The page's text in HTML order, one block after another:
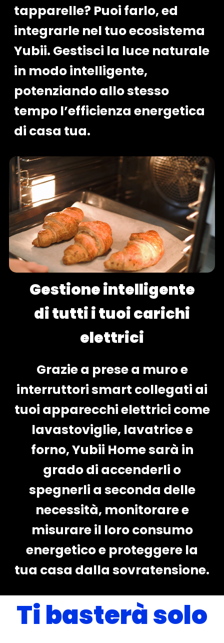
tapparelle? Puoi farlo, ed
integrarle nel tuo ecosistema
Yubii. Gestisci la luce naturale
in modo intelligente,
potenziando allo stesso
tempo l’efficienza energetica
di casa tua.
Gestione intelligente
di tutti i tuoi carichi
elettrici
Grazie a prese a muro e
interruttori smart collegati ai
tuoi apparecchi elettrici come
lavastoviglie, lavatrice e
forno, Yubii Home sarà in
grado di accenderli o
spegnerli a seconda delle
necessità, monitorare e
misurare il loro consumo
energetico e proteggere la
tua casa dalla sovratensione.
Ti basterà solo